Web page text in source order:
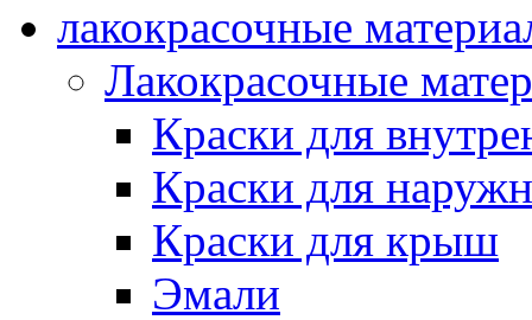
лакокрасочные
Лакокрасочные
Краски для
Краски для
Краски для крыш
Эмали